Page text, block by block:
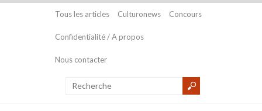
Tous les articles Culturonews Concours
Confidentialité / A propos
Nous contacter